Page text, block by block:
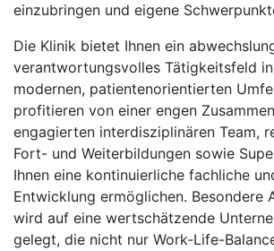
einzubringen und eigene
Die Klinik bietet Ihnen ein
verantwortungsvolles Tätigkeitsfeld
modernen, patientenorientierten
profitieren von einer engen
engagierten interdisziplinären Team,
Fort- und Weiterbildungen sowie
Ihnen eine kontinuierliche fachliche
Entwicklung ermöglichen. Besondere
wird auf eine wertschätzende
gelegt, die nicht nur Work-Life-